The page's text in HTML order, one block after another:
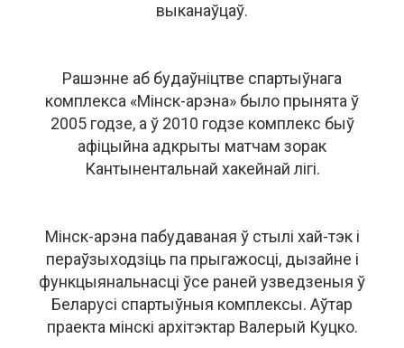
выканаўцаў.
Рашэнне аб будаўніцтве спартыўнага
комплекса «Мінск-арэна» было прынята ў
2005 годзе, а ў 2010 годзе комплекс быў
афіцыйна адкрыты матчам зорак
Кантынентальнай хакейнай лігі.
Мінск-арэна пабудаваная ў стылі хай-тэк і
пераўзыходзіць па прыгажосці, дызайне і
функцыянальнасці ўсе раней узведзеныя ў
Беларусі спартыўныя комплексы. Аўтар
праекта мінскі архітэктар Валерый Куцко.